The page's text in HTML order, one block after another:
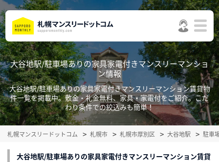
大谷地駅/駐車場ありの家具家電付きマンスリーマンショ
ン情報
大谷地駅/駐車場ありの家具家電付きマンスリーマンション賃貸物
件一覧を掲載中。敷金・礼金無料、家具・家電付をご紹介。こだ
わり条件での絞込みも簡単！
札幌マンスリードットコム 札幌市 札幌市厚別区 大谷地駅 駐車
大谷地駅/駐車場ありの家具家電付きマンスリーマンション賃貸